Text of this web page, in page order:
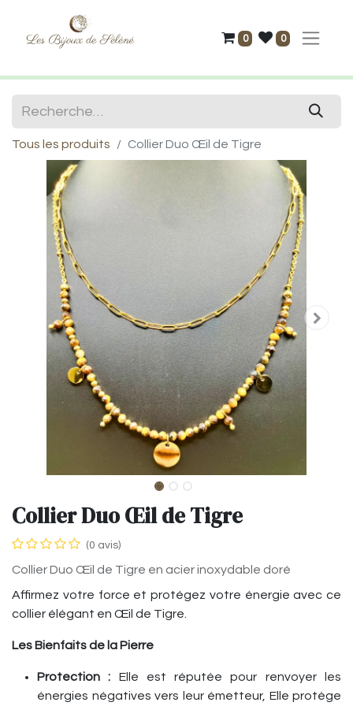
0 0
Tous les produits Collier Duo Œil de Tigre
Collier Duo Œil de Tigre
(0 avis)
Collier Duo Œil de Tigre en acier inoxydable doré
Affirmez votre force et protégez votre énergie avec ce
collier élégant en Œil de Tigre.
Les Bienfaits de la Pierre
Protection : Elle est réputée pour renvoyer les
énergies négatives vers leur émetteur, Elle protège